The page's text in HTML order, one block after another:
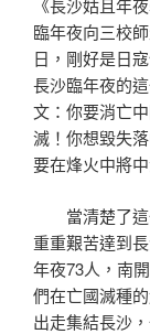
《長沙姑且年
臨年夜向三校
日，剛好是日
長沙臨年夜的
文：你要消亡
滅！你想毀失
要在烽火中將
當清楚了
重重艱苦達到
年夜73人，南
們在亡國滅種
出走集結長沙